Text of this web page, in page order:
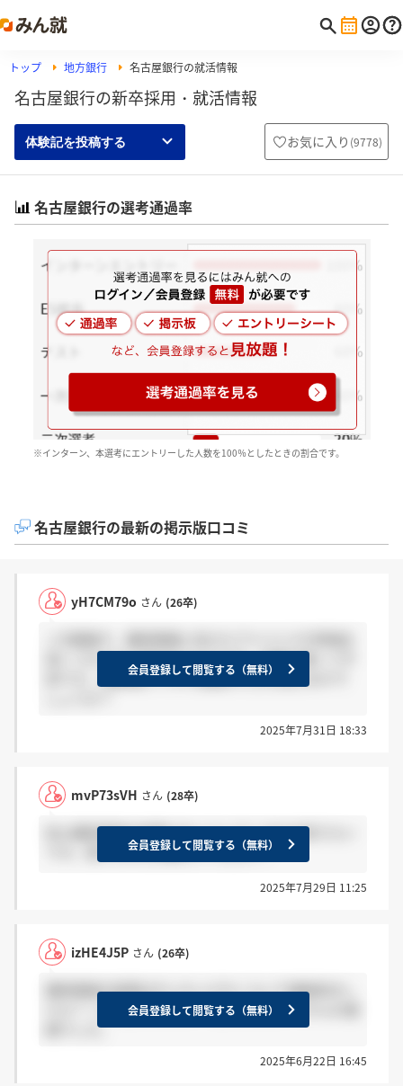
トップ 地方銀行 名古屋銀行の就活情報
名古屋銀行の新卒採用・就活情報
体験記を投稿する お気に入り (9778)
名古屋銀行の選考通過率
※インターン、本選考にエントリーした人数を100％としたときの割合です。
名古屋銀行の最新の掲示版口コミ
yH7CM79o さん (26卒)
高くつけたなど言われたのですが、結果が遅くて不
安です。1週間経ってから連絡きた方も見えますで
会員登録して閲覧する（無料）
2025年7月31日 18:33
mvP73sVH さん (28卒)
私も最終面接の結果どれくらいでくるのか知りたい
です。受けられた方教えてください！
会員登録して閲覧する（無料）
2025年7月29日 11:25
izHE4J5P さん (26卒)
最終面接の結果はだいたいどれくらいで連絡来まし
たか？ 二次面接の結果は一週間以上経ってからの連
絡でした。
会員登録して閲覧する（無料）
2025年6月22日 16:45